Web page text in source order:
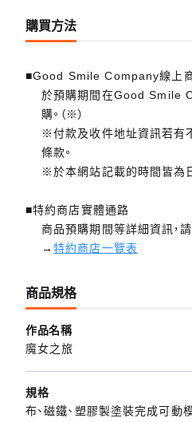
購買方法
■Good Smile Company線上
於預購期間在Good Smile
購。（※）
※付款及收件地址資訊若有
條款。
※於本網站記載的時間皆為
■特約商店實體通路
商品預購期間等詳細資訊，
→特約商店一覽表
商品規格
作品名稱
魔女之旅
規格
布、磁鐵、塑膠製塗裝完成可動